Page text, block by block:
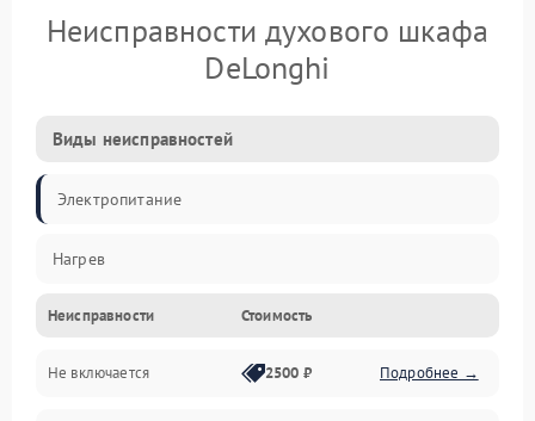
Неисправности духового шкафа
DeLonghi
Виды неисправностей
Электропитание
Нагрев
Неисправности Стоимость
Не включается 2500 ₽ Подробнее →